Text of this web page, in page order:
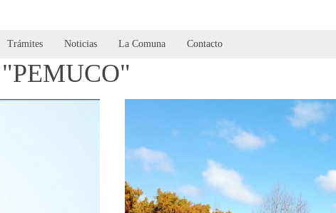
Trámites Noticias La Comuna Contacto